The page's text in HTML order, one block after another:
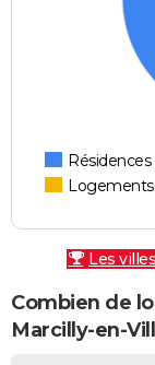
Les
Combien de
Marcilly-en-